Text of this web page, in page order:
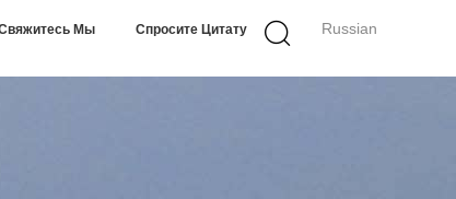
Russian
Мы Спросите Цитату